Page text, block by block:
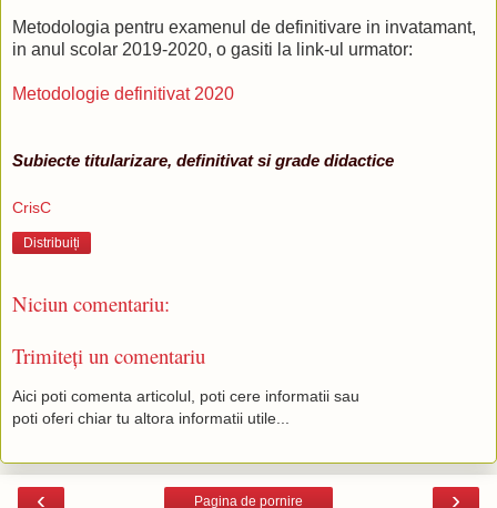
Metodologia pentru examenul de definitivare in invatamant,
in anul scolar 2019-2020, o gasiti la link-ul urmator:
Metodologie definitivat 2020
Subiecte titularizare, definitivat si grade didactice
CrisC
Distribuiți
Niciun comentariu:
Trimiteți un comentariu
Aici poti comenta articolul, poti cere informatii sau
poti oferi chiar tu altora informatii utile...
‹ ›
Pagina de pornire